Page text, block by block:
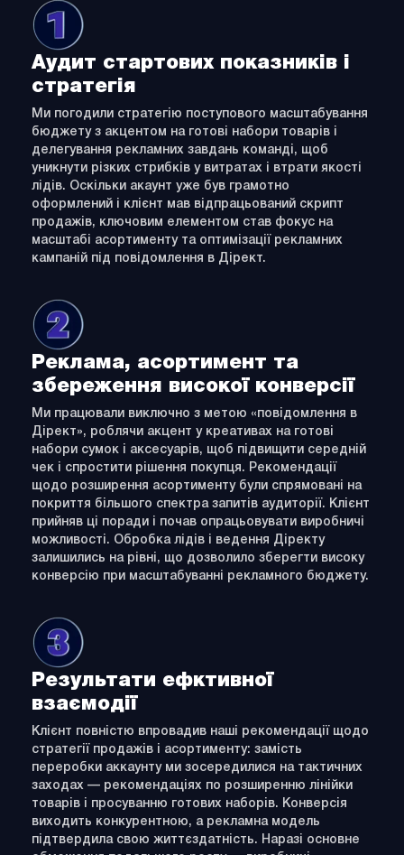
Аудит стартових показників і
стратегія
Ми погодили стратегію поступового масштабування
бюджету з акцентом на готові набори товарів і
делегування рекламних завдань команді, щоб
уникнути різких стрибків у витратах і втрати якості
лідів. Оскільки акаунт уже був грамотно
оформлений і клієнт мав відпрацьований скрипт
продажів, ключовим елементом став фокус на
масштабі асортименту та оптимізації рекламних
кампаній під повідомлення в Дірект.
Реклама, асортимент та
збереження високої конверсії
Ми працювали виключно з метою «повідомлення в
Дірект», роблячи акцент у креативах на готові
набори сумок і аксесуарів, щоб підвищити середній
чек і спростити рішення покупця. Рекомендації
щодо розширення асортименту були спрямовані на
покриття більшого спектра запитів аудиторії. Клієнт
прийняв ці поради і почав опрацьовувати виробничі
можливості. Обробка лідів і ведення Діректу
залишились на рівні, що дозволило зберегти високу
конверсію при масштабуванні рекламного бюджету.
Результати ефктивної
взаємодії
Клієнт повністю впровадив наші рекомендації щодо
стратегії продажів і асортименту: замість
переробки аккаунту ми зосередилися на тактичних
заходах — рекомендаціях по розширенню лінійки
товарів і просуванню готових наборів. Конверсія
виходить конкурентною, а рекламна модель
підтвердила свою життєздатність. Наразі основне